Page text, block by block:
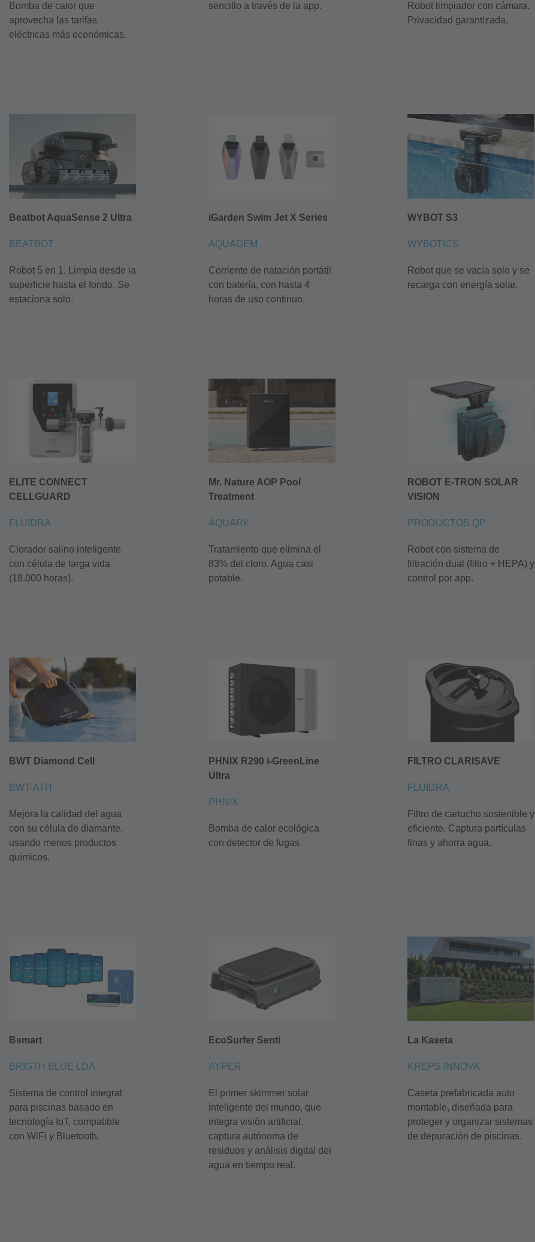
Bomba de calor que
aprovecha las tarifas
eléctricas más económicas.
sencillo a través de la app.
Robot limpiador con cámara.
Privacidad garantizada.
Beatbot AquaSense 2 Ultra
BEATBOT
Robot 5 en 1. Limpia desde la
superficie hasta el fondo. Se
estaciona solo.
iGarden Swim Jet X Series
AQUAGEM
Corriente de natación portátil
con batería, con hasta 4
horas de uso continuo.
WYBOT S3
WYBOTICS
Robot que se vacía solo y se
recarga con energía solar.
ELITE CONNECT
CELLGUARD
FLUIDRA
Clorador salino inteligente
con célula de larga vida
(18.000 horas).
Mr. Nature AOP Pool
Treatment
AQUARK
Tratamiento que elimina el
83% del cloro. Agua casi
potable.
ROBOT E-TRON SOLAR
VISION
PRODUCTOS QP
Robot con sistema de
filtración dual (filtro + HEPA) y
control por app.
BWT Diamond Cell
BWT-ATH
Mejora la calidad del agua
con su célula de diamante,
usando menos productos
químicos.
PHNIX R290 i-GreenLine
Ultra
PHNIX
Bomba de calor ecológica
con detector de fugas.
FILTRO CLARISAVE
FLUIDRA
Filtro de cartucho sostenible y
eficiente. Captura partículas
finas y ahorra agua.
Bsmart
BRIGTH BLUE LDA
Sistema de control integral
para piscinas basado en
tecnología IoT, compatible
con WiFi y Bluetooth.
EcoSurfer Senti
AYPER
El primer skimmersolar
inteligente del mundo, que
integra visión artificial,
captura autónoma de
residuos y análisis digital del
agua en tiempo real.
La Kaseta
KREPS INNOVA
Caseta prefabricada auto
montable, diseñada para
proteger y organizar sistemas
de depuración de piscinas.